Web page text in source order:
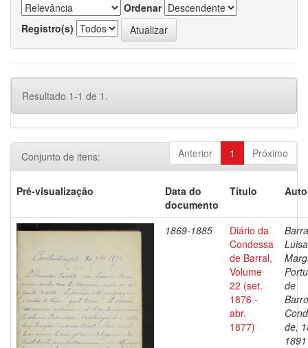
Ordenar
Registro(s)
Resultado 1-1 de 1.
Anterior 1 Próximo
Conjunto de itens:
Pré-visualização
Data do
documento
Título
1869-1885
Diário da
Condessa
de Barral,
Volume
22 (set.
1876 -
abr.
1877)
Luisa
de
de,
1891